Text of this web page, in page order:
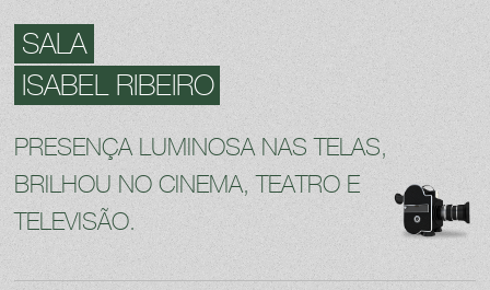
SALA
ISABEL RIBEIRO
PRESENÇA LUMINOSA NAS TELAS,
BRILHOU NO CINEMA, TEATRO E
TELEVISÃO.